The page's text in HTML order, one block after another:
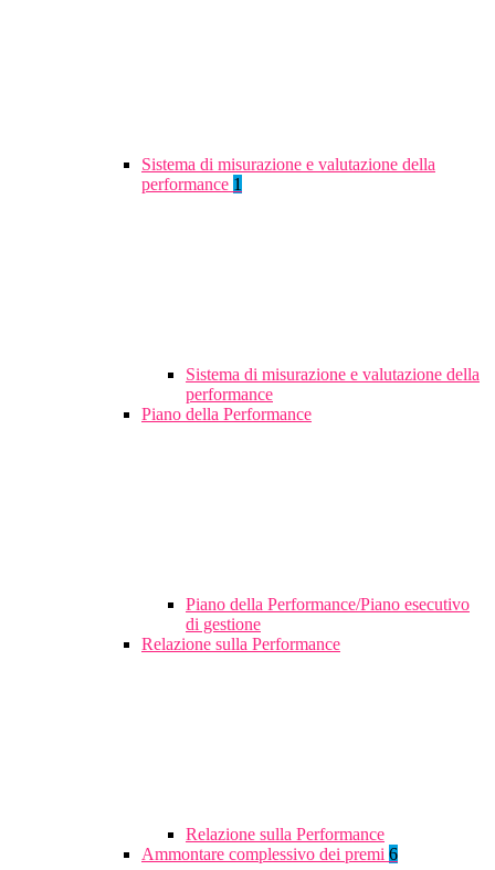
Sistema di misurazione e valutazione della
performance 1
Sistema di misurazione e valutazione della
performance
Piano della Performance
Piano della Performance/Piano esecutivo
di gestione
Relazione sulla Performance
Relazione sulla Performance
Ammontare complessivo dei premi 6